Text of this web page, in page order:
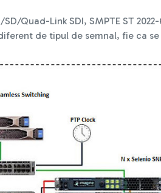
Quad-Link SDI, SMPTE ST 2022-
de tipul de semnal, fie ca se